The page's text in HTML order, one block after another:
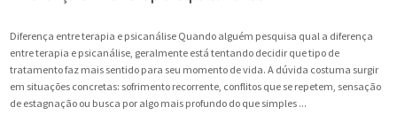
Diferença entre terapia e psicanálise Quando alguém pesquisa qual a diferença
entre terapia e psicanálise, geralmente está tentando decidir que tipo de
tratamento faz mais sentido para seu momento de vida. A dúvida costuma surgir
em situações concretas: sofrimento recorrente, conflitos que se repetem, sensação
de estagnação ou busca por algo mais profundo do que simples ...